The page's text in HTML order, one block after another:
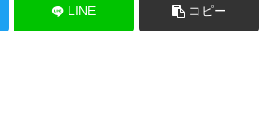
LINE コピー